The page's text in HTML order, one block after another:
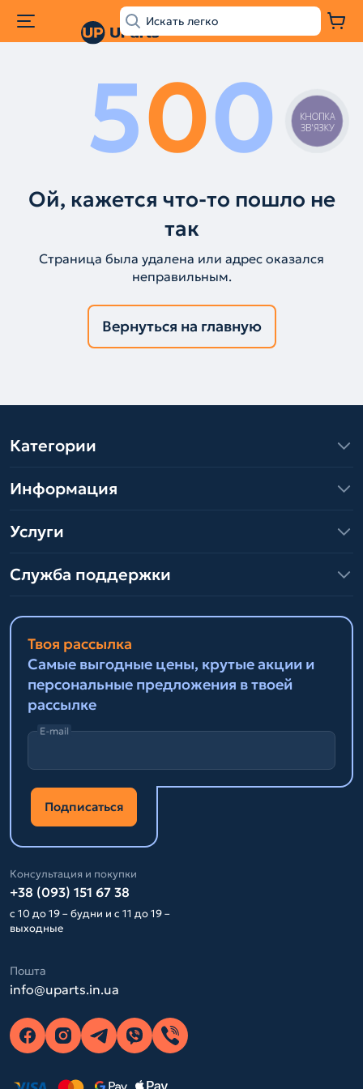
500
Ой, кажется что-то пошло не
так
Страница была удалена или адрес оказался
неправильным.
Вернуться на главную
Категории
Информация
Услуги
Служба поддержки
Твоя рассылка
Самые выгодные цены, крутые акции и
персональные предложения в твоей
рассылке
E-mail
Подписаться
Консультация и покупки
+38 (093) 151 67 38
с 10 до 19 – будни и с 11 до 19 –
выходные
Пошта
info@uparts.in.ua
КНОПКА
ЗВ'ЯЗКУ